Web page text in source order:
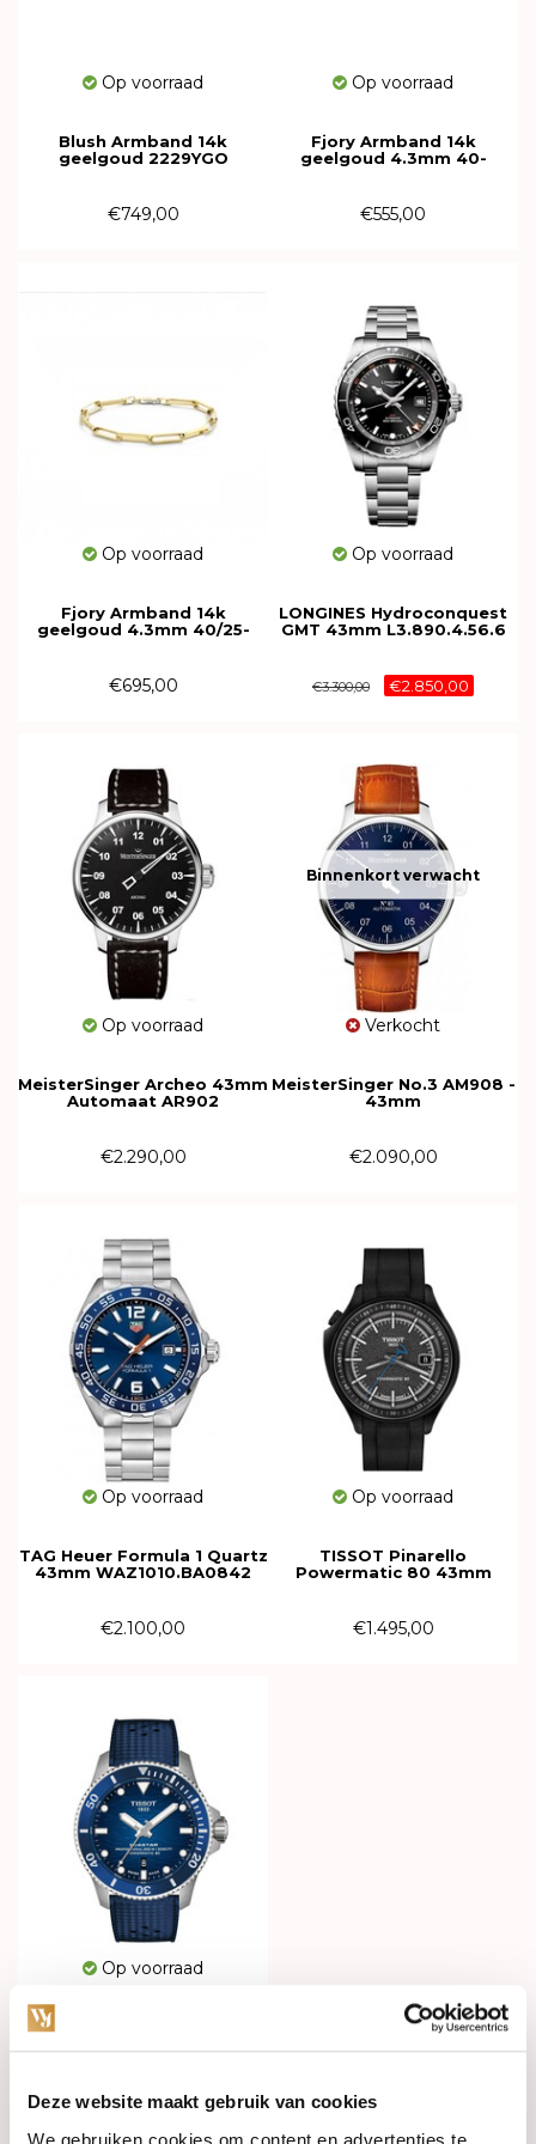
Deze website maakt gebruik van cookies
We gebruiken cookies om content en advertenties te
Op voorraad
Blush Armband 14k
geelgoud 2229YGO
€749,00
Op voorraad
Fjory Armband 14k
geelgoud 4.3mm 40-
€555,00
Op voorraad
Fjory Armband 14k
geelgoud 4.3mm 40/25-
€695,00
Op voorraad
LONGINES Hydroconquest
GMT 43mm L3.890.4.56.6
€3.300,00 €2.850,00
Op voorraad
MeisterSinger Archeo 43mm
Automaat AR902
€2.290,00
Binnenkort verwacht
Verkocht
MeisterSinger No.3 AM908 -
43mm
€2.090,00
Op voorraad
TAG Heuer Formula 1 Quartz
43mm WAZ1010.BA0842
€2.100,00
Op voorraad
TISSOT Pinarello
Powermatic 80 43mm
€1.495,00
Op voorraad
TISSOT Seastar 2000
€975,00